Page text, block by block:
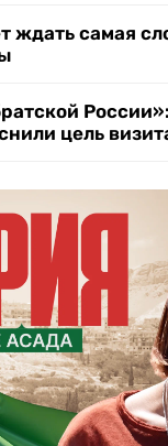
ждать самая
цель